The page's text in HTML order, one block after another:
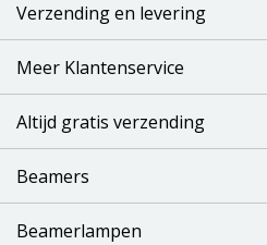
Verzending en levering
Meer Klantenservice
Altijd gratis verzending
Beamers
Beamerlampen